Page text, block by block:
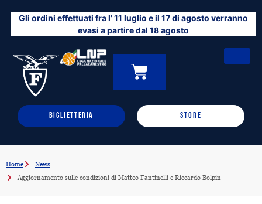
contenuto
Gli ordini effettuati fra l’ 11 luglio e il 17 di agosto verranno
evasi a partire dal 18 agosto
0
CARRELLO
BIGLIETTERIA STORE
Home
News
Aggiornamento sulle condizioni di Matteo Fantinelli e Riccardo Bolpin